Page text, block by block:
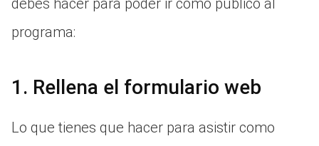
debes hacer para poder ir cómo público al
programa:
1. Rellena el formulario web
Lo que tienes que hacer para asistir como